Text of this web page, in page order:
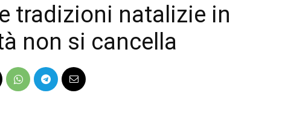
tradizioni natalizie in
non si cancella